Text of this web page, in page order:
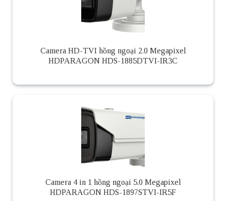
Camera HD-TVI hồng ngoại 2.0 Megapixel
HDPARAGON HDS-1885DTVI-IR3C
Camera 4 in 1 hồng ngoại 5.0 Megapixel
HDPARAGON HDS-1897STVI-IR5F